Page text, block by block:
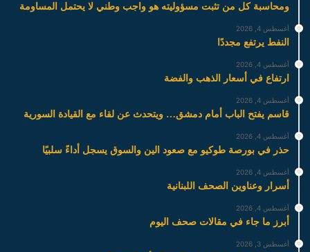
ومحاسبة كل من تثبت مسؤوليته هو واجب وطني لا يحتمل المساومة
أغسطس 4, 2026
النفط يرتفع مجددًا
أغسطس 4, 2026
ارتفاع في أسعار الذهب والفضة
أغسطس 4, 2026
قاسم يفتح الباب أمام دمشق… ويتحدث عن لقاء مع القيادة السورية
أغسطس 4, 2026
حذر في بورصة طوكيو مع صعود الين والسوق يسجل أداءً سلبيًا
أغسطس 4, 2026
أسرار وعناوين الصحف اللبنانية
أغسطس 4, 2026
أبرز ما جاء في مقالات صحف اليوم
أغسطس 3, 2026